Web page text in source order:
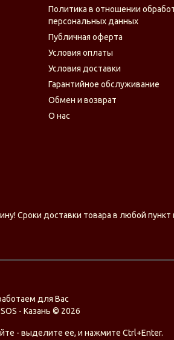
Политика в отношении
персональных данных
Публичная оферта
Условия оплаты
Условия доставки
Гарантийное обслуживание
Обмен и возврат
О нас
Сроки доставки товара в любой
для Вас
SOS - Казань © 2026
- выделите ее, и нажмите Ctrl+Enter.